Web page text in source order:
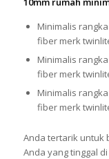
Minimalis
fiber merk
Minimalis
fiber merk
Minimalis
fiber merk
Anda tertarik untuk
Anda yang tinggal